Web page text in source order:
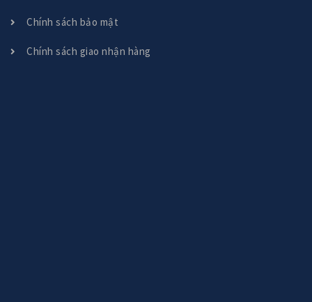
Chính sách bảo mật
Chính sách giao nhận hàng